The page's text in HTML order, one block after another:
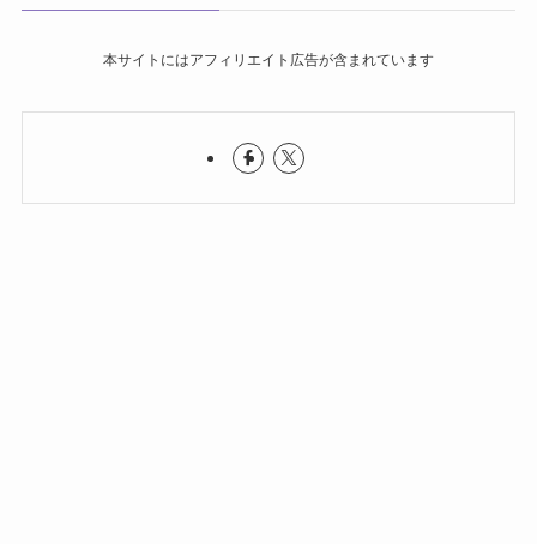
本サイトにはアフィリエイト広告が含まれています